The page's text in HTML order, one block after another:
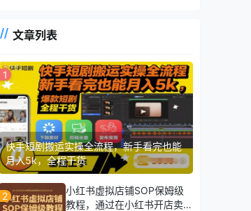
文章列表
1
快手短剧搬运实操全流程，新手看完也能
月入5k，全程干货
2
小红书虚拟店铺SOP保姆级
教程，​通过在小红书开店卖学